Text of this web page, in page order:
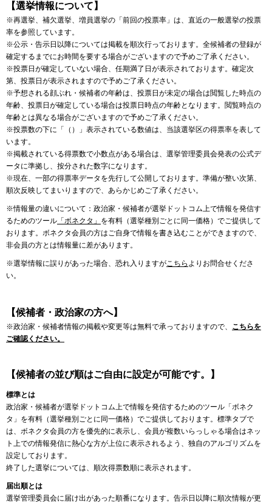
【選挙情報について】
※再選挙、補欠選挙、増員選挙の「前回の投票率」は、直近の一般選挙の投票
率を参照しています。
※公示・告示日以降については掲載を順次行っております。全候補者の登録が
確定するまでにお時間を要する場合がございますので予めご了承ください。
※投票日が確定していない場合、任期満了日が表示されております。確定次
第、投票日が表示されますので予めご了承ください。
※予想される顔ぶれ・候補者の年齢は、投票日が未定の場合は閲覧した時点の
年齢、投票日が確定している場合は投票日時点の年齢となります。閲覧時点の
年齢とは異なる場合がございますので予めご了承ください。
※投票数の下に「（）」表示されている数値は、当該選挙区の得票率を表して
います。
※掲載されている得票数で小数点がある場合は、選挙管理委員会発表の公式デ
ータに準拠し、按分された数字になります。
※現在、一部の得票率データを先行して公開しております。準備が整い次第、
順次反映してまいりますので、あらかじめご了承ください。
※情報量の違いについて：政治家・候補者が選挙ドットコム上で情報を発信す
るためのツール 「ボネクタ」 を有料（選挙種別ごとに同一価格）でご提供して
おります。ボネクタ会員の方はご自身で情報を書き込むことができますので、
非会員の方とは情報量に差があります。
※選挙情報に誤りがあった場合、恐れ入りますがこちら よりお問合せくださ
い。
【候補者・政治家の方へ】
※政治家・候補者情報の掲載や変更等は無料で承っておりますので、 こちらを
ご確認ください。
【候補者の並び順はご自由に設定が可能です。】
標準とは
政治家・候補者が選挙ドットコム上で情報を発信するためのツール「ボネク
タ」を有料（選挙種別ごとに同一価格）でご提供しております。標準タブで
は、ボネクタ会員の方を優先的に表示し、会員が複数いらっしゃる場合はネッ
ト上での情報発信に熱心な方が上位に表示されるよう、独自のアルゴリズムを
設定しております。
終了した選挙については、順次得票数順に表示されます。
届出順とは
選挙管理委員会に届け出があった順番になります。告示日以降に順次情報が更